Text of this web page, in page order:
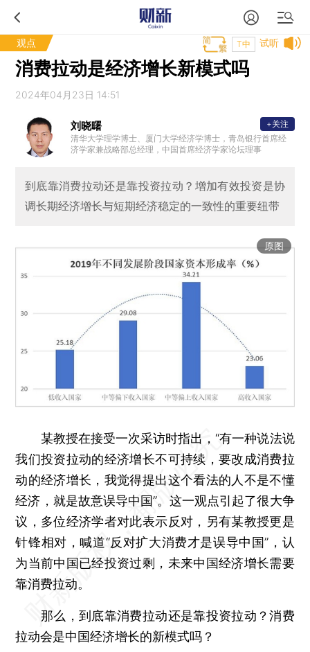
观点 试听
T中
消费拉动是经济增长新模式吗
2024年04月23日 14:51
刘晓曙
清华大学理学博士、厦门大学经济学博士，青岛银行首席经
济学家兼战略部总经理，中国首席经济学家论坛理事
+关注
到底靠消费拉动还是靠投资拉动？增加有效投资是协
调长期经济增长与短期经济稳定的一致性的重要纽带
原图
某教授在接受一次采访时指出，“有一种说法说
我们投资拉动的经济增长不可持续，要改成消费拉
动的经济增长，我觉得提出这个看法的人不是不懂
经济，就是故意误导中国”。这一观点引起了很大争
议，多位经济学者对此表示反对，另有某教授更是
针锋相对，喊道“反对扩大消费才是误导中国”，认
为当前中国已经投资过剩，未来中国经济增长需要
靠消费拉动。
那么，到底靠消费拉动还是靠投资拉动？消费
拉动会是中国经济增长的新模式吗？